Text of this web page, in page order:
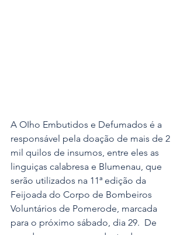
A OIho Embutidos e Defumados é a
responsável pela doação de mais de 2
mil quilos de insumos, entre eles as
linguiças calabresa e Blumenau, que
serão utilizados na 11ª edição da
Feijoada do Corpo de Bombeiros
Voluntários de Pomerode, marcada
para o próximo sábado, dia 29.  De